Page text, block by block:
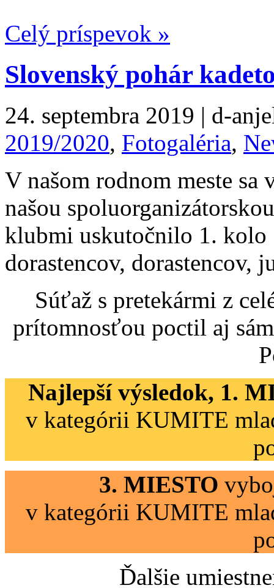
Celý príspevok »
Slovenský pohár
24. septembra 2019 | d-
2019/2020, Fotogaléria,
V našom rodnom meste sa
našou
klubmi uskutočnilo 1. kolo
dorastencov, dorastencov,
Súťaž s pretekármi z
prítomnosťou poctil aj
Najlepší výsledok, 1.
v kategórii KUMITE
3. MIESTO
v kategórii KUMITE
Ďalšie